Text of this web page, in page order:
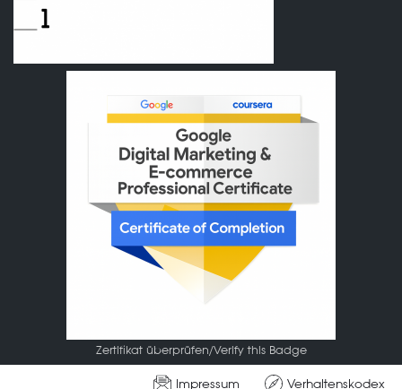
Zertifikat überprüfen/Verify this Badge
Impressum Verhaltenskodex